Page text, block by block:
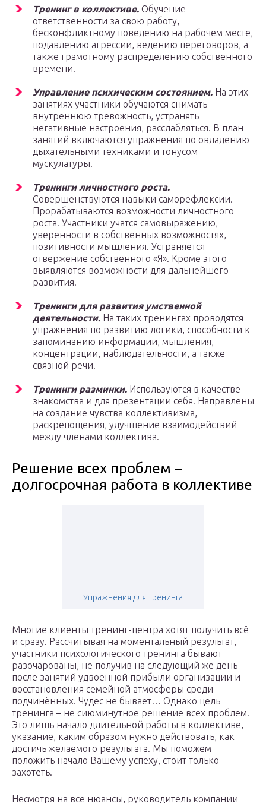
Тренинг в коллективе. Обучение
ответственности за свою работу,
бесконфликтному поведению на рабочем месте,
подавлению агрессии, ведению переговоров, а
также грамотному распределению собственного
времени.
Управление психическим состоянием. На этих
занятиях участники обучаются снимать
внутреннюю тревожность, устранять
негативные настроения, расслабляться. В план
занятий включаются упражнения по овладению
дыхательными техниками и тонусом
мускулатуры.
Тренинги личностного роста.
Совершенствуются навыки саморефлексии.
Прорабатываются возможности личностного
роста. Участники учатся самовыражению,
уверенности в собственных возможностях,
позитивности мышления. Устраняется
отвержение собственного «Я». Кроме этого
выявляются возможности для дальнейшего
развития.
Тренинги для развития умственной
деятельности. На таких тренингах проводятся
упражнения по развитию логики, способности к
запоминанию информации, мышления,
концентрации, наблюдательности, а также
связной речи.
Тренинги разминки. Используются в качестве
знакомства и для презентации себя. Направлены
на создание чувства коллективизма,
раскрепощения, улучшение взаимодействий
между членами коллектива.
Решение всех проблем –
долгосрочная работа в коллективе
Упражнения для тренинга
Многие клиенты тренинг-центра хотят получить всё
и сразу. Рассчитывая на моментальный результат,
участники психологического тренинга бывают
разочарованы, не получив на следующий же день
после занятий удвоенной прибыли организации и
восстановления семейной атмосферы среди
подчинённых. Чудес не бывает… Однако цель
тренинга – не сиюминутное решение всех проблем.
Это лишь начало длительной работы в коллективе,
указание, каким образом нужно действовать, как
достичь желаемого результата. Мы поможем
положить начало Вашему успеху, стоит только
захотеть.
Несмотря на все нюансы, руководитель компании